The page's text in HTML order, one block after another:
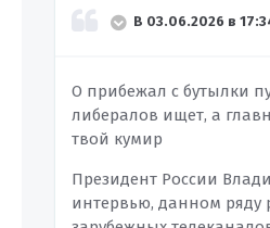
В 03.06.2026 в
О прибежал с бутылки
либералов ищет, а
твой кумир
Президент России
интервью, данном ряду